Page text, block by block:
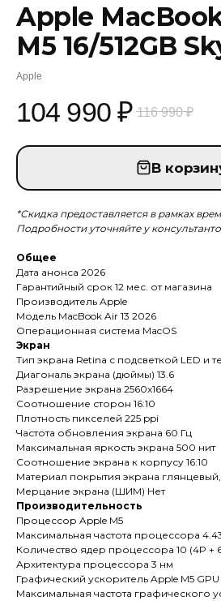
Apple
M5 16/512GB
Apple
104 990 ₽ 116 990 ₽
В
*Скидка предоставляется в рамках
Подробности уточняйте у
Общее
Дата анонса 2026
Гарантийный срок 12 мес. от магазина
Производитель Apple
Модель MacBook Air 13 2026
Операционная система MacOS
Экран
Тип экрана Retina с подсветкой LED и
Диагональ экрана (дюймы) 13.6
Разрешение экрана 2560x1664
Соотношение сторон 16:10
Плотность пикселей 225 ppi
Частота обновления экрана 60 Гц
Максимальная яркость экрана 500 нит
Соотношение экрана к корпусу 16:10
Материал покрытия экрана
Мерцание экрана (ШИМ) Нет
Производительность
Процессор Apple M5
Максимальная частота процессора
Количество ядер процессора 10 (4P +
Архитектура процессора 3 нм
Графический ускоритель Apple M5 GPU
Максимальная частота графического